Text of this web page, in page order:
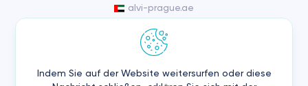
alvi-prague.ae
KONTO
Indem Sie auf der Website weitersurfen oder diese